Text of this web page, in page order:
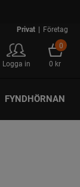
Privat | Företag
Logga in
0
0 kr
FYNDHÖRNAN